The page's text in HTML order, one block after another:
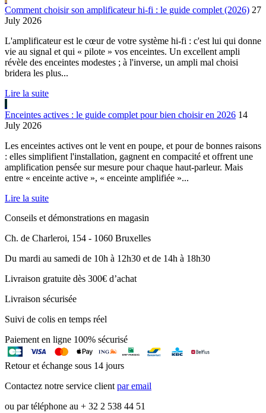
Comment choisir son amplificateur hi-fi : le guide complet (2026) 27
July 2026
L'amplificateur est le cœur de votre système hi-fi : c'est lui qui donne
vie au signal et qui « pilote » vos enceintes. Un excellent ampli
révèle des enceintes modestes ; à l'inverse, un ampli mal choisi
bridera les plus...
Lire la suite
Enceintes actives : le guide complet pour bien choisir en 2026 14
July 2026
Les enceintes actives ont le vent en poupe, et pour de bonnes raisons
: elles simplifient l'installation, gagnent en compacité et offrent une
amplification pensée sur mesure pour chaque haut-parleur. Mais
entre « enceinte active », « enceinte amplifiée »...
Lire la suite
Conseils et démonstrations en magasin
Ch. de Charleroi, 154 - 1060 Bruxelles
Du mardi au samedi de 10h à 12h30 et de 14h à 18h30
Livraison gratuite dès 300€ d’achat
Livraison sécurisée
Suivi de colis en temps réel
Paiement en ligne 100% sécurisé
Retour et échange sous 14 jours
Contactez notre service clientpar email
ou par téléphone au + 32 2 538 44 51